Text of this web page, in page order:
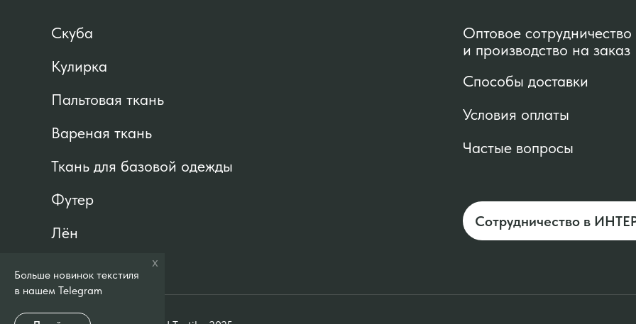
Скуба
Кулирка
Пальтовая ткань
Вареная ткань
Ткань для базовой одежды
Футер
Лён
Оптовое сотрудничество
и производство на заказ
Способы доставки
Условия оплаты
Частые вопросы
Сотрудничество в
х
Больше новинок текстиля
в нашем Telegram